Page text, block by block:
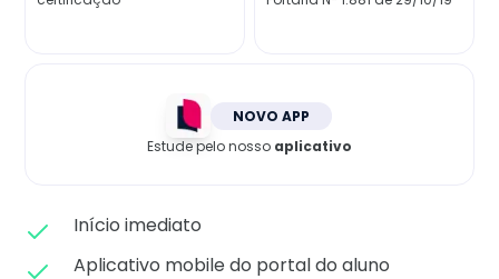
Já sou aluno
NOVO APP
Estude pelo nosso aplicativo
Início imediato
Aplicativo mobile do portal do aluno